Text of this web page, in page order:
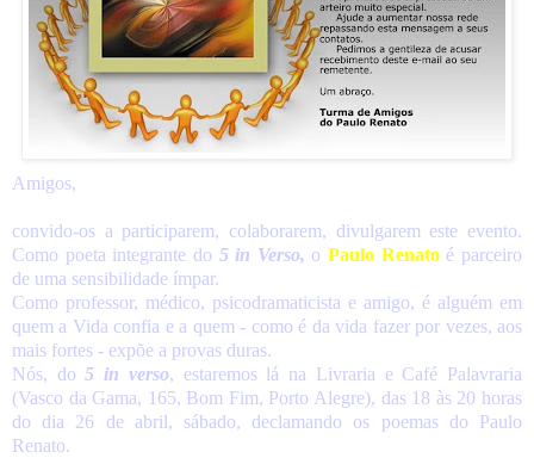
Amigos,
convido-os a participarem, colaborarem, divulgarem este evento.
Como poeta integrante do 5 in Verso, oPaulo Renato é parceiro
de uma sensibilidade ímpar.
Como professor, médico, psicodramaticista e amigo, é alguém em
quem a Vida confia e a quem - como é da vida fazer por vezes, aos
mais fortes - expõe a provas duras.
Nós, do5 in verso, estaremos lá na Livraria e Café Palavraria
(Vasco da Gama, 165, Bom Fim, Porto Alegre), das 18 às 20 horas
do dia 26 de abril, sábado, declamando os poemas do Paulo
Renato.